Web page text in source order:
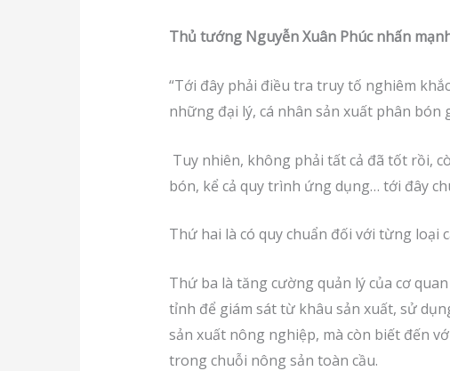
Thủ tướng Nguyễn Xuân Phúc nhấn
“Tới đây phải điều tra truy tố nghiêm
những đại lý, cá nhân sản xuất phân bón
Tuy nhiên, không phải tất cả đã tốt rồi,
bón, kể cả quy trình ứng dụng… tới đây
Thứ hai là có quy chuẩn đối với từng loại
Thứ ba là tăng cường quản lý của cơ
tỉnh để giám sát từ khâu sản xuất, sử
sản xuất nông nghiệp, mà còn biết đến
trong chuỗi nông sản toàn cầu.